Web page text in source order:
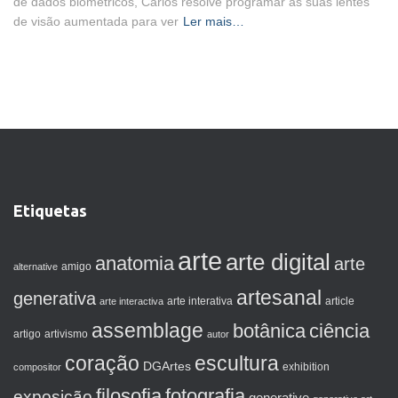
de visão aumentada para ver Ler mais…
Etiquetas
alternative amigo anatomia arte arte digital arte
generativa arte interactiva arte interativa artesanal article
artigo artivismo assemblage autor botânica ciência
compositor coração DGArtes escultura exhibition